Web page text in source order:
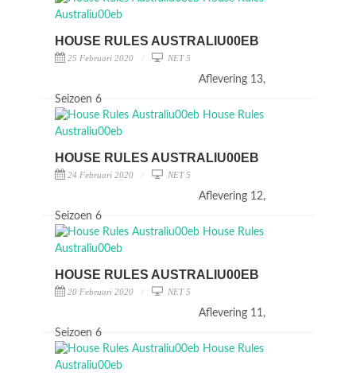
HOUSE RULES AUSTRALIU00EB
25 Februari 2020 NET 5
Aflevering 13,
Seizoen 6
HOUSE RULES AUSTRALIU00EB
24 Februari 2020 NET 5
Aflevering 12,
Seizoen 6
HOUSE RULES AUSTRALIU00EB
20 Februari 2020 NET 5
Aflevering 11,
Seizoen 6